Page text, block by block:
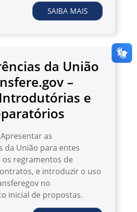
SAIBA MAIS
da União
–
e
as
da União para entes
os regramentos de
e introduzir o uso
no
inicial de propostas.